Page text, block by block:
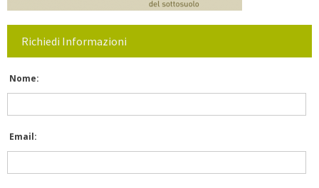
Richiedi Informazioni
Nome:
Email: